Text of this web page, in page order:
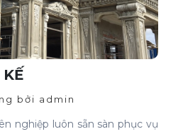
bởi admin
nghiệp luôn sẵn sàn phục vụ